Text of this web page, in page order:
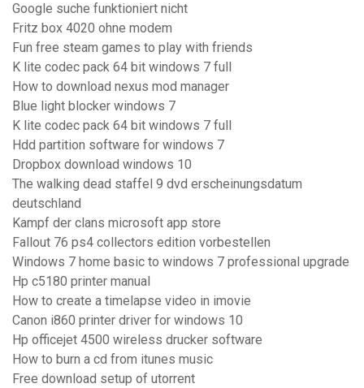
Google suche funktioniert nicht
Fritz box 4020 ohne modem
Fun free steam games to play with friends
K lite codec pack 64 bit windows 7 full
How to download nexus mod manager
Blue light blocker windows 7
K lite codec pack 64 bit windows 7 full
Hdd partition software for windows 7
Dropbox download windows 10
The walking dead staffel 9 dvd erscheinungsdatum
deutschland
Kampf der clans microsoft app store
Fallout 76 ps4 collectors edition vorbestellen
Windows 7 home basic to windows 7 professional upgrade
Hp c5180 printer manual
How to create a timelapse video in imovie
Canon i860 printer driver for windows 10
Hp officejet 4500 wireless drucker software
How to burn a cd from itunes music
Free download setup of utorrent